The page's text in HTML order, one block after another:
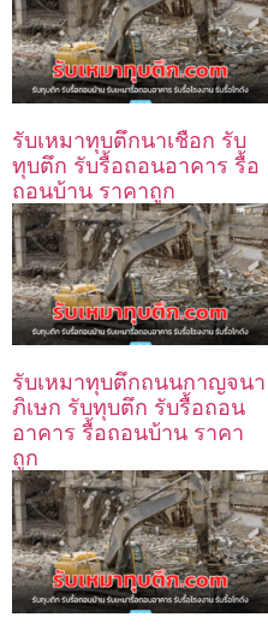
รับเหมาทุบตึกนาเชือก รับ
ทุบตึก รับรื้อถอนอาคาร รื้อ
ถอนบ้าน ราคาถูก
รับเหมาทุบตึกถนนกาญจนา
ภิเษก รับทุบตึก รับรื้อถอน
อาคาร รื้อถอนบ้าน ราคา
ถูก